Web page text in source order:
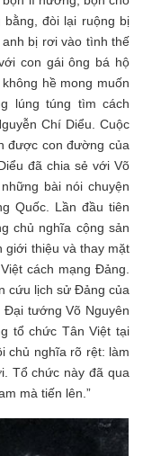
đòi lại ruộng bị
bị rơi vào tình thế
con gái ông bá hộ
hề mong muốn
lúng túng tìm cách
Chí Diểu. Cuộc
được con đường của
đã chia sẻ với Võ
bài nói chuyện
Quốc. Lần đầu tiên
chủ nghĩa cộng sản
giới thiệu và thay mặt
cách mạng Đảng.
cứu lịch sử Đảng của
tướng Võ Nguyên
tổ chức Tân Việt tại
chủ nghĩa rõ rệt: làm
Tổ chức này đã qua
mà tiến lên.”